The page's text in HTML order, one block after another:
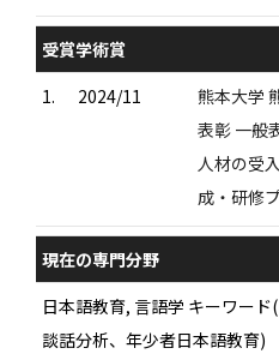
受賞学術賞
1.
2024/11
熊本大学
表彰 一般
人材の受
成・研修
現在の専門分野
日本語教育, 言語学 キーワード
談話分析、年少者日本語教育)